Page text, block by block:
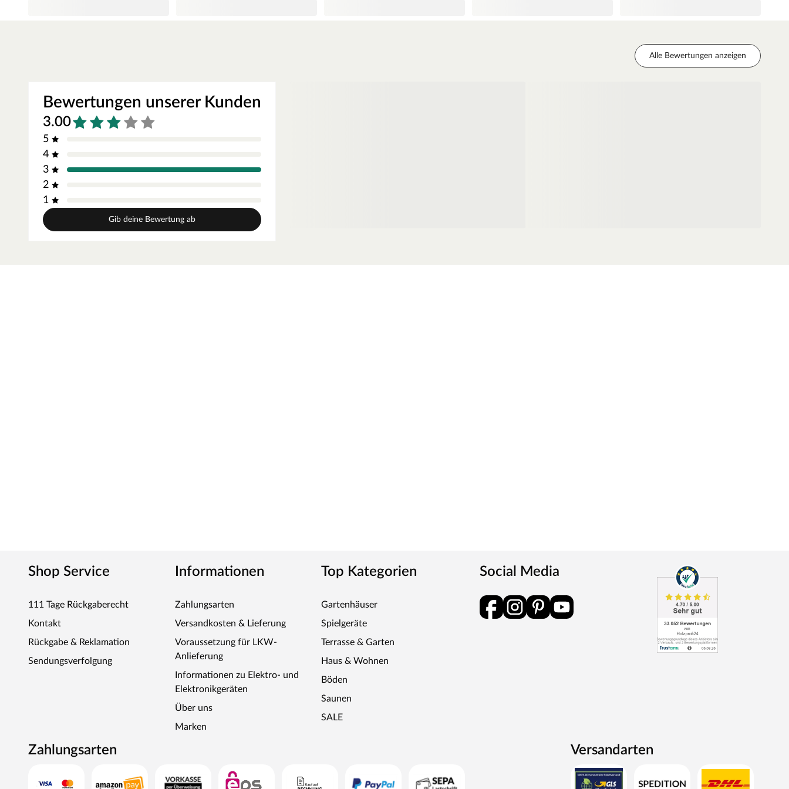
Alle Bewertungen anzeigen
Bewertungen unserer Kunden
3.00
5
4
3
2
1
Gib deine Bewertung ab
Shop Service
111 Tage Rückgaberecht
Kontakt
Rückgabe & Reklamation
Sendungsverfolgung
Informationen
Zahlungsarten
Versandkosten & Lieferung
Voraussetzung für LKW-
Anlieferung
Informationen zu Elektro- und
Elektronikgeräten
Über uns
Marken
Top Kategorien
Gartenhäuser
Spielgeräte
Terrasse & Garten
Haus & Wohnen
Böden
Saunen
SALE
Social Media
Zahlungsarten Versandarten